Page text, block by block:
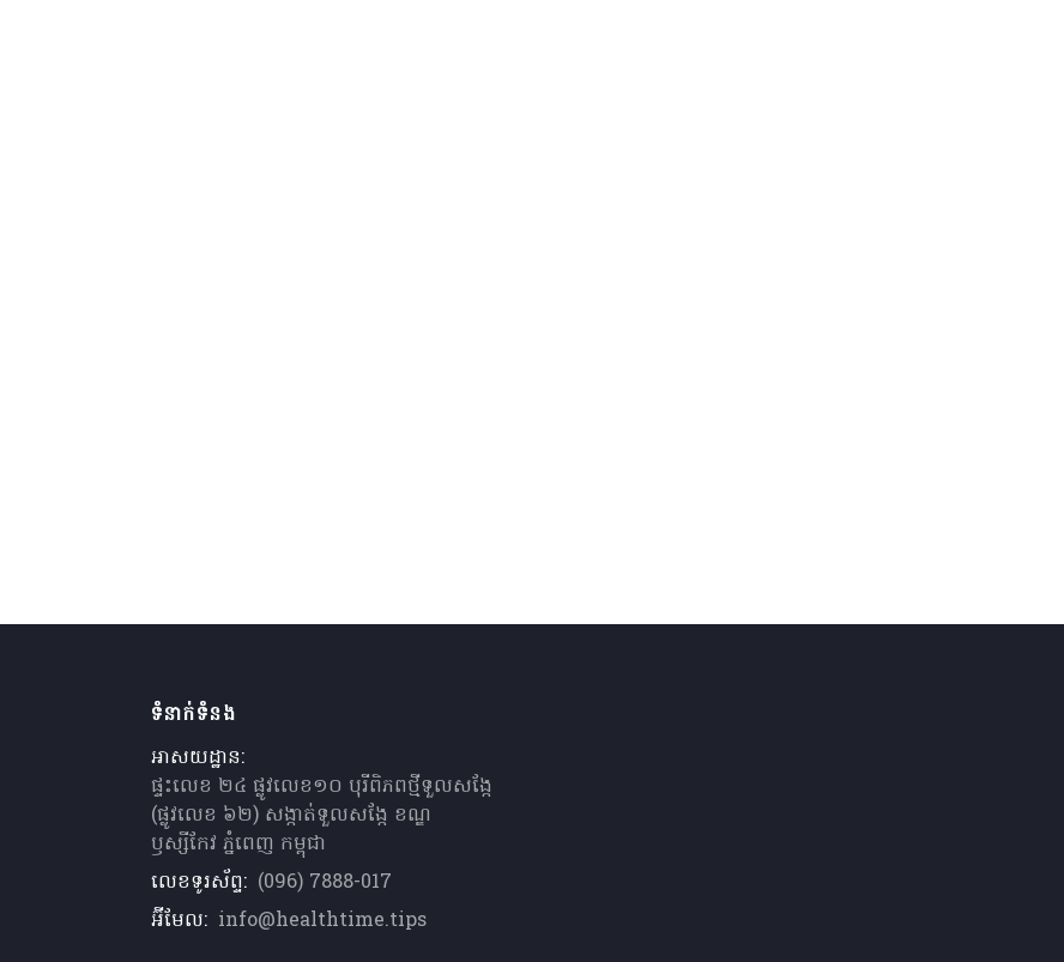
ទំនាក់ទំនង
អាសយដ្ឋាន:
ផ្ទះលេខ ២៤ ផ្លូវលេខ១០ បុរីពិភពថ្មីទួលសង្កែ
(ផ្លូវលេខ ៦២) សង្កាត់ទួលសង្កែ ខណ្ឌ
ឫស្សីកែវ ភ្នំពេញ កម្ពុជា
លេខទូរស័ព្ទ: (096) 7888-017
អ៊ីមែល: info@healthtime.tips